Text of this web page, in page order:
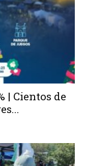
| Cientos de